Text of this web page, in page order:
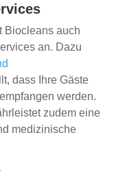
Biocleans auch
an. Dazu
dass Ihre Gäste
werden.
zudem eine
medizinische